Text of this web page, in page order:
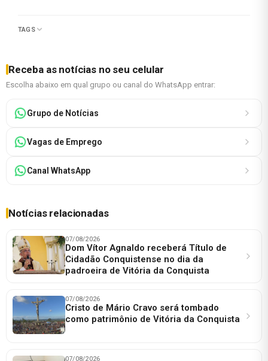
TAGS
Receba as notícias no seu celular
Escolha abaixo em qual grupo ou canal do WhatsApp entrar:
Grupo de Notícias
Vagas de Emprego
Canal WhatsApp
Notícias relacionadas
07/08/2026
Dom Vítor Agnaldo receberá Título de
Cidadão Conquistense no dia da
padroeira de Vitória da Conquista
07/08/2026
Cristo de Mário Cravo será tombado
como patrimônio de Vitória da Conquista
07/08/2026